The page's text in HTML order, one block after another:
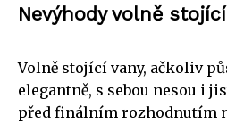
Nevýhody volně
Volně stojící vany, ačkoliv
elegantně, s sebou nesou i
před finálním rozhodnutím